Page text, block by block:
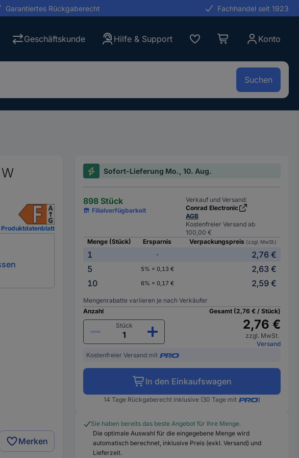
Garantiertes Rückgaberecht Fachhandel seit 1923
Geschäftskunde Hilfe & Support Konto
Suchen
Produktdatenblatt
Merken
Sofort-Lieferung Mo., 10. Aug.
898 Stück
Filialverfügbarkeit
Verkauf und Versand:
Conrad Electronic
AGB
Kostenfreier Versand ab
100,00 €
Menge (Stück)
Ersparnis Verpackungspreis (zzgl. MwSt.)
1 -
2,76 €
5
5% = 0,13 €
2,63 €
10
6% = 0,17 € 2,59 €
Mengenrabatte variieren je nach Verkäufer
Anzahl
Stück
Gesamt (2,76 € / Stück)
2,76 €
zzgl. MwSt.
Versand
Kostenfreier Versand mit
In den Einkaufswagen
14 Tage Rückgaberecht inklusive (30 Tage mit )
Sie haben bereits das beste Angebot für Ihre Menge.
Die optimale Auswahl für die eingegebene Menge wird
automatisch berechnet, inklusive Preis (exkl. Versand) und
Lieferzeit.